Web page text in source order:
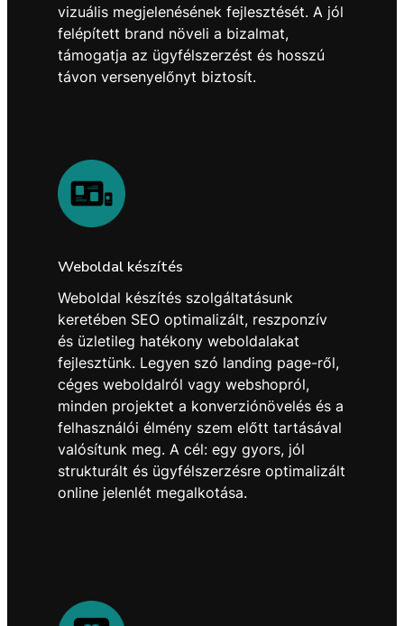
vizuális megjelenésének fejlesztését. A jól
felépített brand növeli a bizalmat,
támogatja az ügyfélszerzést és hosszú
távon versenyelőnyt biztosít.
Weboldal készítés
Weboldal készítés szolgáltatásunk
keretében SEO optimalizált, reszponzív
és üzletileg hatékony weboldalakat
fejlesztünk. Legyen szó landing page-ről,
céges weboldalról vagy webshopról,
minden projektet a konverziónövelés és a
felhasználói élmény szem előtt tartásával
valósítunk meg. A cél: egy gyors, jól
strukturált és ügyfélszerzésre optimalizált
online jelenlét megalkotása.